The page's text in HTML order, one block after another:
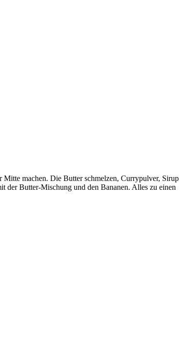
machen. Die Butter schmelzen, Currypulver, Sirup
der Butter-Mischung und den Bananen. Alles zu einen